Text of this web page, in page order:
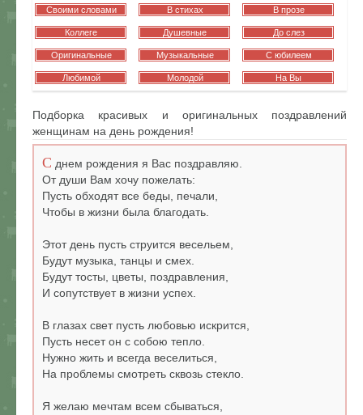
Своими словами В стихах В прозе
Коллеге Душевные До слез
Оригинальные Музыкальные С юбилеем
Любимой Молодой На Вы
Подборка красивых и оригинальных поздравлений
женщинам на день рождения!
С днем рождения я Вас поздравляю.
От души Вам хочу пожелать:
Пусть обходят все беды, печали,
Чтобы в жизни была благодать.
Этот день пусть струится весельем,
Будут музыка, танцы и смех.
Будут тосты, цветы, поздравления,
И сопутствует в жизни успех.
В глазах свет пусть любовью искрится,
Пусть несет он с собою тепло.
Нужно жить и всегда веселиться,
На проблемы смотреть сквозь стекло.
Я желаю мечтам всем сбываться,